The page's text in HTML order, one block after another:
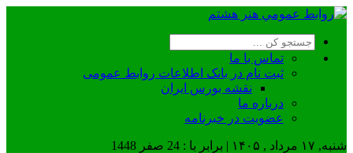
تماس با ما
ثبت نام در بانک اطلاعات روابط عمومی
نقشه بورس ایران
درباره ما
عضويت در خبرنامه
شنبه, ۱۷ مرداد , ۱۴۰۵ | برابر با : 24 صفر 1448